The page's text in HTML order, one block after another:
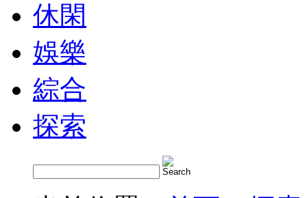
休閑
娛樂
綜合
探索